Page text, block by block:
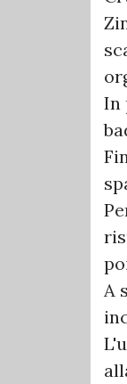
In
A